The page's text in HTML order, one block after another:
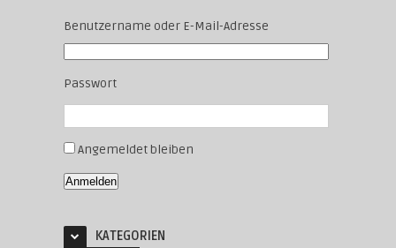
Benutzername oder E-Mail-Adresse
Passwort
Angemeldet bleiben
Anmelden
KATEGORIEN